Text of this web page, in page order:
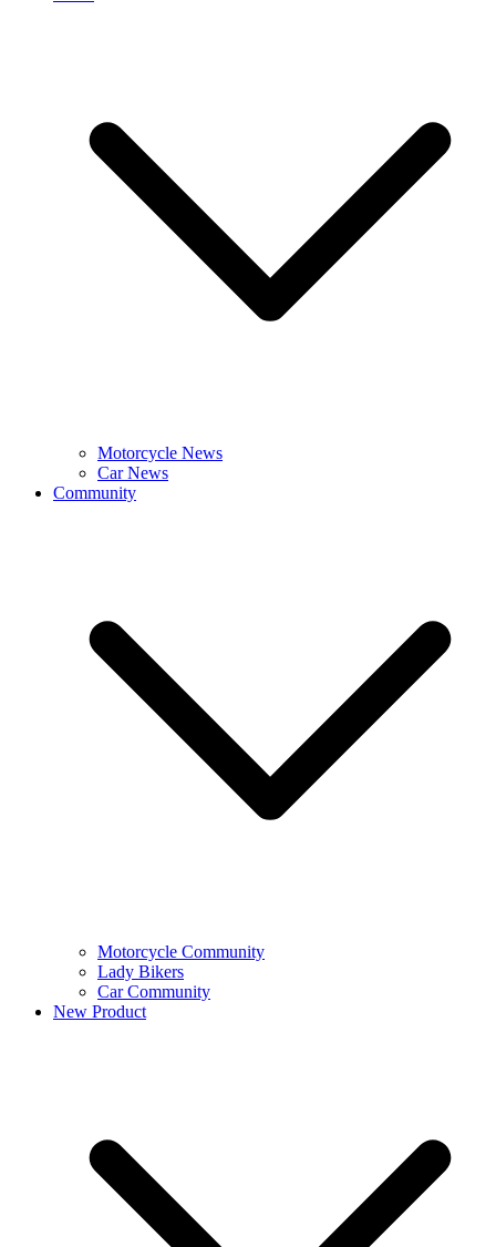
Motorcycle News
Car News
Community
Motorcycle Community
Lady Bikers
Car Community
New Product